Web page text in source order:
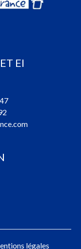
EI
légales